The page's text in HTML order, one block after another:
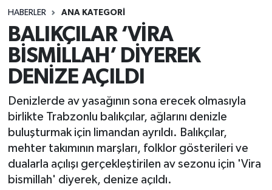
HABERLER ANA KATEGORI
BALIKÇILAR ‘VİRA
BİSMİLLAH’ DİYEREK
DENİZE AÇILDI
Denizlerde av yasağının sona erecek olmasıyla
birlikte Trabzonlu balıkçılar, ağlarını denizle
buluşturmak için limandan ayrıldı. Balıkçılar,
mehter takımının marşları, folklor gösterileri ve
dualarla açılışı gerçekleştirilen av sezonu için 'Vira
bismillah' diyerek, denize açıldı.
Haber Arşivi